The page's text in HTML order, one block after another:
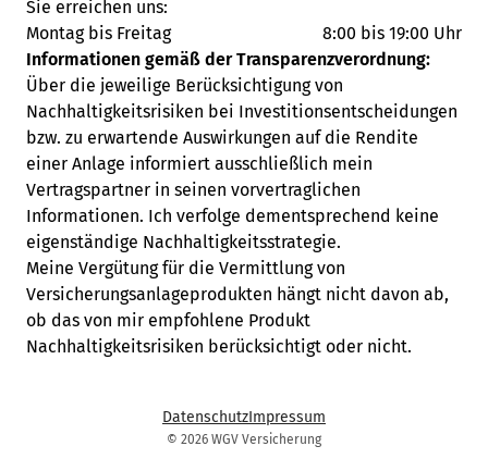
Sie erreichen uns:
Montag bis Freitag
8:00 bis 19:00 Uhr
Informationen gemäß der Transparenzverordnung:
Über die jeweilige Berücksichtigung von
Nachhaltigkeitsrisiken bei Investitionsentscheidungen
bzw. zu erwartende Auswirkungen auf die Rendite
einer Anlage informiert ausschließlich mein
Vertragspartner in seinen vorvertraglichen
Informationen. Ich verfolge dementsprechend keine
eigenständige Nachhaltigkeitsstrategie.
Meine Vergütung für die Vermittlung von
Versicherungsanlageprodukten hängt nicht davon ab,
ob das von mir empfohlene Produkt
Nachhaltigkeitsrisiken berücksichtigt oder nicht.
DatenschutzImpressum
© 2026 WGV Versicherung